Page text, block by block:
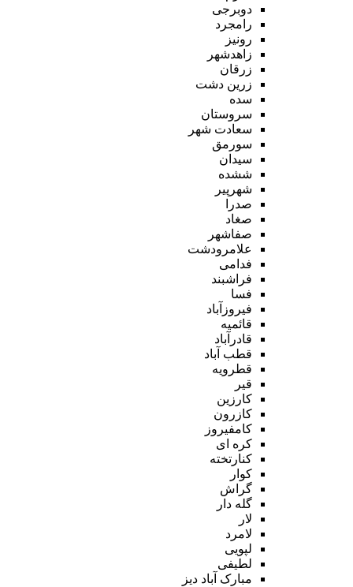
دوبرجی
رامجرد
رونیز
زاهدشهر
زرقان
زرین دشت
سده
سروستان
سعادت شهر
سورمق
سیدان
ششده
شهرپیر
صدرا
صغاد
صفاشهر
علامرودشت
فدامی
فراشبند
فسا
فیروزآباد
قائمیه
قادرآباد
قطب آباد
قطرویه
قیر
کارزین
کازرون
کامفیروز
کره ای
کنارتخته
کوار
گراش
گله دار
لار
لامرد
لپویی
لطیفی
مبارک آباد دیز